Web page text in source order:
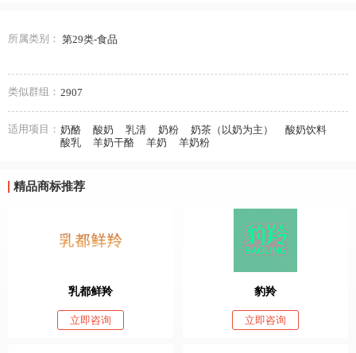
所属类别： 第29类-食品
类似群组： 2907
适用项目： 奶酪 酸奶 乳清 奶粉 奶茶（以奶为主）
酸奶饮料
酸乳
羊奶干酪 羊奶 羊奶粉
精品商标推荐
乳都鲜羚
立即咨询
豹羚
立即咨询